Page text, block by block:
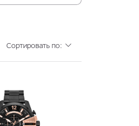
Сортировать по: